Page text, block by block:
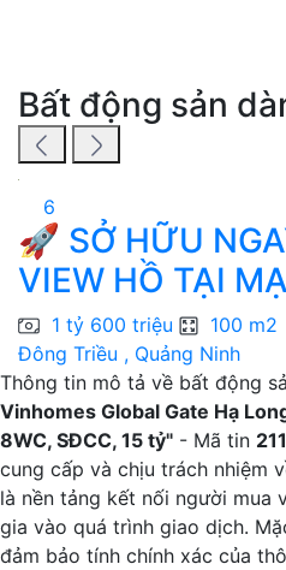
Bất động sản
6
🚀 SỞ HỮU
VIEW HỒ TẠI
1 tỷ 600 triệu
100 m2
Đông Triều , Quảng Ninh
Thông tin mô tả về bất động
Vinhomes Global Gate Hạ
8WC, SĐCC, 15 tỷ" - Mã tin
cung cấp và chịu trách nhiệm
là nền tảng kết nối người mua
gia vào quá trình giao dịch.
đảm bảo tính chính xác của